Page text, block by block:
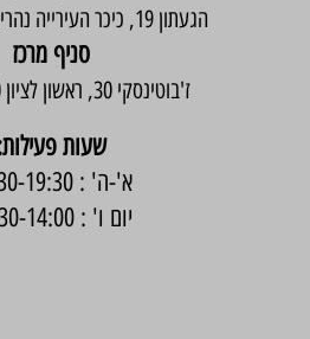
הגעתון 19, כיכר העירייה נהריה 04-9922122
סניף מרכז
ז'בוטינסקי 30, ראשון לציון 03-9667890
:שעות פעילות
א'-ה' : 09:30-19:30
יום ו' : 09:30-14:00